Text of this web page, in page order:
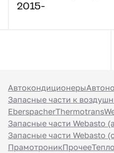
2015-
Автокондиционеры
Запасные части к
EberspacherThermotrans
Запасные части Webasto
Запасные части Webasto
ПрамотроникПрочее